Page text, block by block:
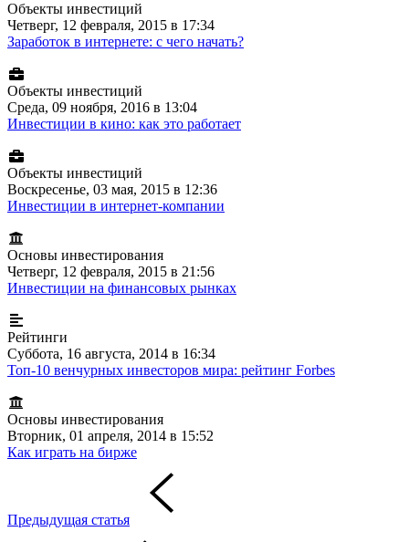
Объекты инвестиций
Четверг, 12 февраля, 2015 в 17:34
Заработок в интернете: с чего начать?
Объекты инвестиций
Среда, 09 ноября, 2016 в 13:04
Инвестиции в кино: как это работает
Объекты инвестиций
Воскресенье, 03 мая, 2015 в 12:36
Инвестиции в интернет-компании
Основы инвестирования
Четверг, 12 февраля, 2015 в 21:56
Инвестиции на финансовых рынках
Рейтинги
Суббота, 16 августа, 2014 в 16:34
Топ-10 венчурных инвесторов мира: рейтинг Forbes
Основы инвестирования
Вторник, 01 апреля, 2014 в 15:52
Как играть на бирже
Предыдущая статья